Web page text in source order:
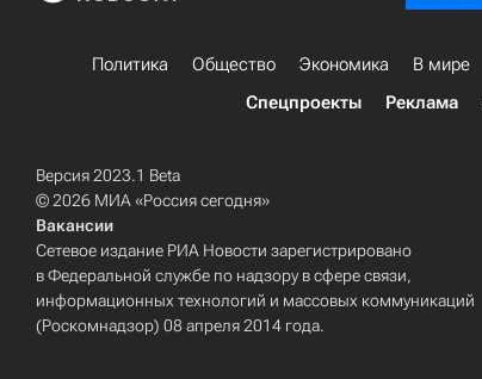
Политика Общество Экономика В мире
Спецпроекты
Реклама
Версия 2023.1 Beta
© 2026 МИА «Россия сегодня»
Вакансии
Сетевое издание РИА Новости зарегистрировано
в Федеральной службе по надзору в сфере связи,
информационных технологий и массовых коммуникаций
(Роскомнадзор) 08 апреля 2014 года.